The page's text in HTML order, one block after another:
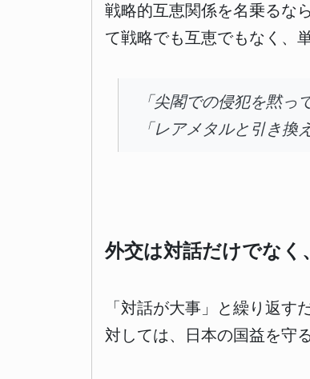
戦略的互恵関係を名乗るな
て戦略でも互恵でもなく、
「尖閣での侵犯を黙っ
「レアメタルと引き換
外交は対話だけでなく
「対話が大事」と繰り返
対しては、日本の国益を守